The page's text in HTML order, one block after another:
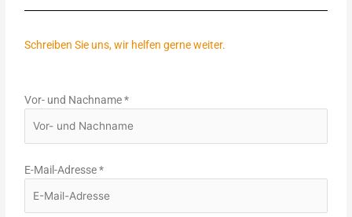
Schreiben Sie uns, wir helfen gerne weiter.
Vor- und Nachname*
E-Mail-Adresse*